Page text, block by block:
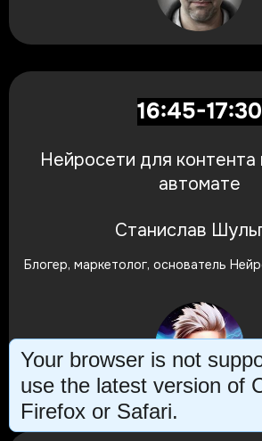
16:45-17:30
Нейросети для контента
автомате
Станислав
Блогер, маркетолог, основатель
Your browser is not
use the latest version of
Firefox or Safari.